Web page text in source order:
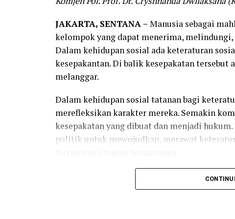
JAKARTA, SENTANA – Manusia sebagai
kelompok yang dapat menerima,
Dalam kehidupan sosial ada keteraturan
kesepakantan. Di balik kesepakatan tersebut
melanggar.
Dalam kehidupan sosial tatanan bagi
merefleksikan karakter mereka. Semakin
kesepakatan yang dibuat dan menjadi
politik untuk mewujudkan, merawat
Di dalam hukum ada sistem penegakannya,
refleksi atas suatu peradaban. Tingkat